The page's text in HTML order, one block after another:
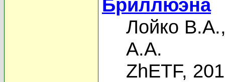
Бриллюэна
Лойко В.А.
А.А.
ZhETF,